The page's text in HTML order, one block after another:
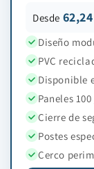
Desde
Diseño
PVC
Disponible
Paneles
Cierre de
Postes
Cerco